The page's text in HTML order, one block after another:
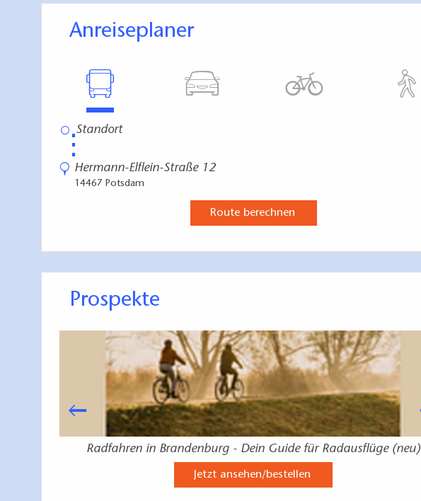
Anreiseplaner
⋮
Hermann-Elflein-Straße 12
14467 Potsdam
Route berechnen
Prospekte
Radfahren in Brandenburg - Dein Guide für Radausflüge (neu)
Jetzt ansehen/bestellen